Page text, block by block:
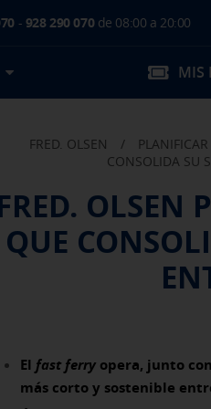
- 928 290 070de 08:00 a 20:00
tu viaje
MIS
/ Resumen de Compra
tu viaje
Contacto
FRED. OLSEN /
CONSOLIDA SU
OLSEN
QUE
El fast ferry opera, junto
más corto y sostenible